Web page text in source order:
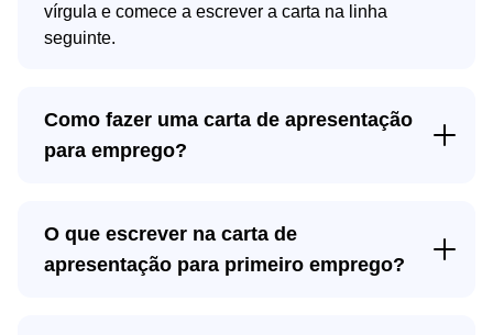
vírgula e comece a escrever a carta na linha
seguinte.
Como fazer uma carta de apresentação
para emprego?
O que escrever na carta de
apresentação para primeiro emprego?